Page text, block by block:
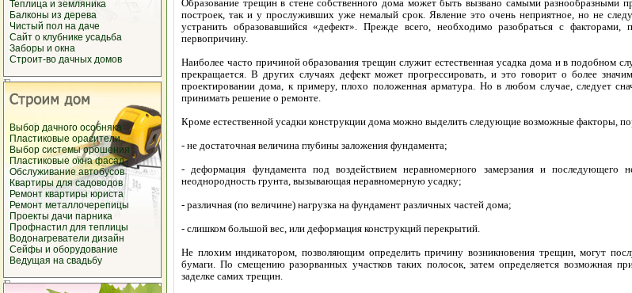
Теплица и земляника
Балконы из дерева
Чистый пол на даче
Сайт о клубнике усадьба
Заборы и окна
Строит-во дачных домов
Выбор дачного особняка
Пластиковые орасители
Выбор системы орошения
Пластиковые окнафасад
Обслуживаниеавтобусов
Квартиры для садоводов
Ремонт квартиры юриста
Ремонт металлочерепицы
Проекты дачи парника
Профнастил для теплицы
Водонагреватели дизайн
Сейфы и оборудование
Ведущая на свадьбу
Образование трещин в стене собственного дома может быть вызвано самыми разнообразными
построек, так и у прослуживших уже немалый срок. Явление это очень неприятное, но не
устранить образовавшийся «дефект». Прежде всего, необходимо разобраться с
первопричину.
Наиболее часто причиной образования трещин служит естественная усадка дома и в подобном
прекращается. В других случаях дефект может прогрессировать, и это говорит о более
проектировании дома, к примеру, плохо положенная арматура. Но в любом случае, следует
принимать решение о ремонте.
Кроме естественной усадки конструкции дома можно выделить следующие возможные факторы,
- не достаточная величина глубины заложения фундамента;
- деформация фундамента под воздействием неравномерного замерзания и последующего
неоднородность грунта, вызывающая неравномерную усадку;
- различная (по величине) нагрузка на фундамент различных частей дома;
- слишком большой вес, или деформация конструкций перекрытий.
Не плохим индикатором, позволяющим определить причину возникновения трещин, могут
бумаги. По смещению разорванных участков таких полосок, затем определяется возможная
заделке самих трещин.